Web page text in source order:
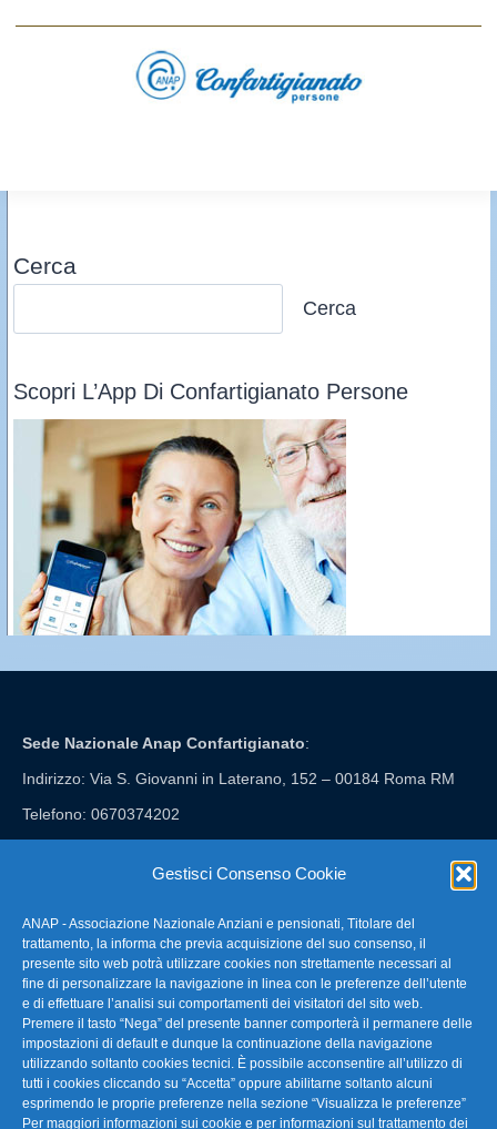
Gestisci Consenso Cookie
ANAP - Associazione Nazionale Anziani e pensionati, Titolare del
trattamento, la informa che previa acquisizione del suo consenso, il
presente sito web potrà utilizzare cookies non strettamente necessari al
fine di personalizzare la navigazione in linea con le preferenze dell’utente
e di effettuare l’analisi sui comportamenti dei visitatori del sito web.
Premere il tasto “Nega” del presente banner comporterà il permanere delle
impostazioni di default e dunque la continuazione della navigazione
utilizzando soltanto cookies tecnici. È possibile acconsentire all’utilizzo di
tutti i cookies cliccando su “Accetta” oppure abilitarne soltanto alcuni
esprimendo le proprie preferenze nella sezione “Visualizza le preferenze”
Per maggiori informazioni sui cookie e per informazioni sul trattamento dei
Cerca
Cerca
Scopri L’App Di Confartigianato Persone
Sede Nazionale Anap Confartigianato:
Indirizzo: Via S. Giovanni in Laterano, 152 – 00184 Roma RM
Telefono: 0670374202
FAQ – Domande Frequenti
La nostra Newsletter
Link Utili
TG Confartigianato